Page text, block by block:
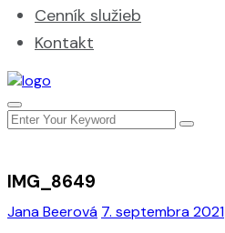
Cenník služieb
Kontakt
Jana Beerová 7. septembra 2021
IMG_8649